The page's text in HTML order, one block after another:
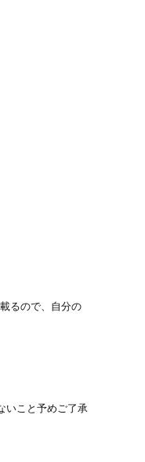
るので、自分の
いこと予めご了承